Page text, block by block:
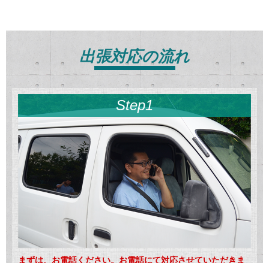
出張対応の流れ
Step1
まずは、お電話ください。お電話にて対応させていただきま